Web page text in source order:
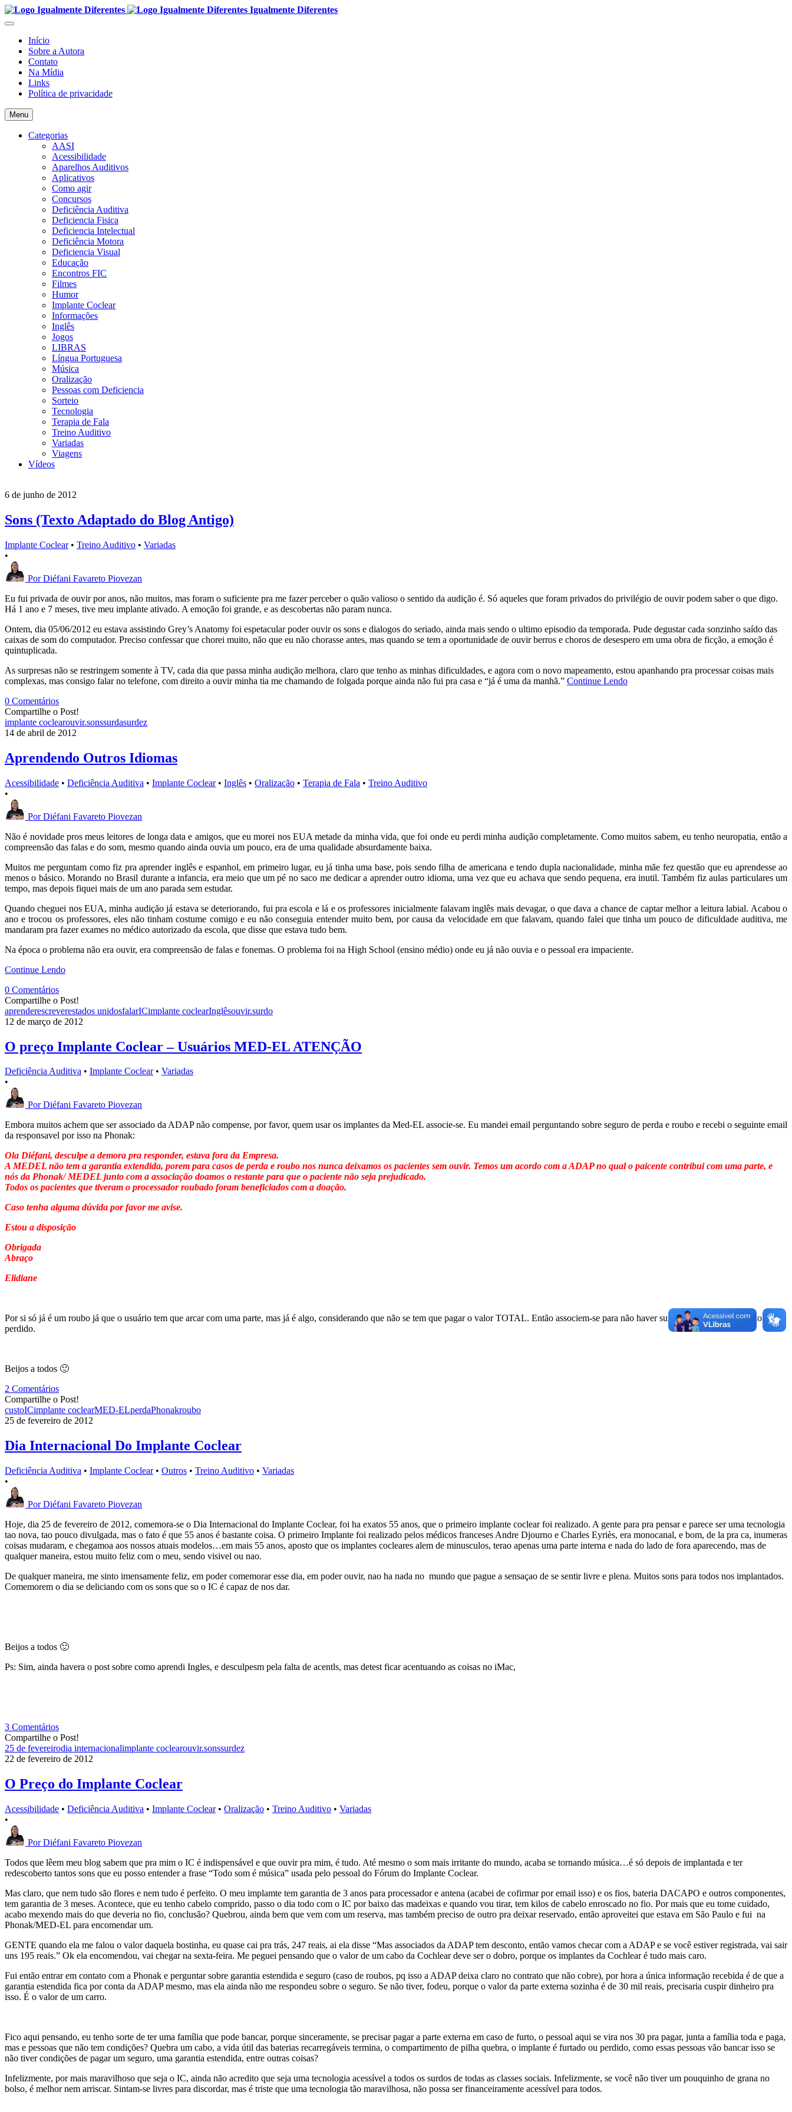
Igualmente Diferentes
Início
Sobre a Autora
Contato
Na Mídia
Links
Política de privacidade
Menu
Categorias
AASI
Acessibilidade
Aparelhos Auditivos
Aplicativos
Como agir
Concursos
Deficiência Auditiva
Deficiencia Fisica
Deficiencia Intelectual
Deficiência Motora
Deficiencia Visual
Educação
Encontros FIC
Filmes
Humor
Implante Coclear
Informações
Inglês
Jogos
LIBRAS
Língua Portuguesa
Música
Oralização
Pessoas com Deficiencia
Sorteio
Tecnologia
Terapia de Fala
Treino Auditivo
Variadas
Viagens
Vídeos
6 de junho de 2012
Sons (Texto Adaptado do Blog Antigo)
Implante Coclear • Treino Auditivo • Variadas
•
Por Diéfani Favareto Piovezan
Eu fui privada de ouvir por anos, não muitos, mas foram o suficiente pra me fazer perceber o quão valioso o sentido da audição é. Só aqueles que foram privados do privilégio de ouvir podem saber o que digo.
Há 1 ano e 7 meses, tive meu implante ativado. A emoção foi grande, e as descobertas não param nunca.
Ontem, dia 05/06/2012 eu estava assistindo Grey’s Anatomy foi espetacular poder ouvir os sons e dialogos do seriado, ainda mais sendo o ultimo episodio da temporada. Pude degustar cada sonzinho saído das
caixas de som do computador. Preciso confessar que chorei muito, não que eu não chorasse antes, mas quando se tem a oportunidade de ouvir berros e choros de desespero em uma obra de ficção, a emoção é
quintuplicada.
As surpresas não se restringem somente à TV, cada dia que passa minha audição melhora, claro que tenho as minhas dificuldades, e agora com o novo mapeamento, estou apanhando pra processar coisas mais
complexas, mas consigo falar no telefone, com direito a ouvir minha tia me chamando de folgada porque ainda não fui pra casa e “já é uma da manhã.” Continue Lendo
0 Comentários
Compartilhe o Post!
implante coclearouvir.sonssurdasurdez
14 de abril de 2012
Aprendendo Outros Idiomas
Acessibilidade • Deficiência Auditiva • Implante Coclear • Inglês • Oralização • Terapia de Fala • Treino Auditivo
•
Por Diéfani Favareto Piovezan
Não é novidade pros meus leitores de longa data e amigos, que eu morei nos EUA metade da minha vida, que foi onde eu perdi minha audição completamente. Como muitos sabem, eu tenho neuropatia, então a
compreensão das falas e do som, mesmo quando ainda ouvia um pouco, era de uma qualidade absurdamente baixa.
Muitos me perguntam como fiz pra aprender inglês e espanhol, em primeiro lugar, eu já tinha uma base, pois sendo filha de americana e tendo dupla nacionalidade, minha mãe fez questão que eu aprendesse ao
menos o básico. Morando no Brasil durante a infancia, era meio que um pé no saco me dedicar a aprender outro idioma, uma vez que eu achava que sendo pequena, era inutil. Também fiz aulas particulares um
tempo, mas depois fiquei mais de um ano parada sem estudar.
Quando cheguei nos EUA, minha audição já estava se deteriorando, fui pra escola e lá e os professores inicialmente falavam inglês mais devagar, o que dava a chance de captar melhor a leitura labial. Acabou o
ano e trocou os professores, eles não tinham costume comigo e eu não conseguia entender muito bem, por causa da velocidade em que falavam, quando falei que tinha um pouco de dificuldade auditiva, me
mandaram pra fazer exames no médico autorizado da escola, que disse que estava tudo bem.
Na época o problema não era ouvir, era compreensão de falas e fonemas. O problema foi na High School (ensino médio) onde eu já não ouvia e o pessoal era impaciente.
Continue Lendo
0 Comentários
Compartilhe o Post!
aprenderescreverestados unidosfalarICimplante coclearInglêsouvir.surdo
12 de março de 2012
O preço Implante Coclear – Usuários MED-EL ATENÇÃO
Deficiência Auditiva • Implante Coclear • Variadas
•
Por Diéfani Favareto Piovezan
Embora muitos achem que ser associado da ADAP não compense, por favor, quem usar os implantes da Med-EL associe-se. Eu mandei email perguntando sobre seguro de perda e roubo e recebi o seguinte email
da responsavel por isso na Phonak:
Ola Diéfani, desculpe a demora pra responder, estava fora da Empresa.
A MEDEL não tem a garantia extendida, porem para casos de perda e roubo nos nunca deixamos os pacientes sem ouvir. Temos um acordo com a ADAP no qual o paicente contribui com uma parte, e
nós da Phonak/ MEDEL junto com a associação doamos o restante para que o paciente não seja prejudicado.
Todos os pacientes que tiveram o processador roubado foram beneficiados com a doação.
Caso tenha alguma dúvida por favor me avise.
Estou a disposição
Obrigada
Abraço
Elidiane
Por si só já é um roubo já que o usuário tem que arcar com uma parte, mas já é algo, considerando que não se tem que pagar o valor TOTAL. Então associem-se para não haver surpresas caso seja roubado ou
perdido.
Beijos a todos 🙂
2 Comentários
Compartilhe o Post!
custoICimplante coclearMED-ELperdaPhonakroubo
25 de fevereiro de 2012
Dia Internacional Do Implante Coclear
Deficiência Auditiva • Implante Coclear • Outros • Treino Auditivo • Variadas
•
Por Diéfani Favareto Piovezan
Hoje, dia 25 de fevereiro de 2012, comemora-se o Dia Internacional do Implante Coclear, foi ha exatos 55 anos, que o primeiro implante coclear foi realizado. A gente para pra pensar e parece ser uma tecnologia
tao nova, tao pouco divulgada, mas o fato é que 55 anos é bastante coisa. O primeiro Implante foi realizado pelos médicos franceses Andre Djourno e Charles Eyriès, era monocanal, e bom, de la pra ca, inumeras
coisas mudaram, e chegamoa aos nossos atuais modelos…em mais 55 anos, aposto que os implantes cocleares alem de minusculos, terao apenas uma parte interna e nada do lado de fora aparecendo, mas de
qualquer maneira, estou muito feliz com o meu, sendo visivel ou nao.
De qualquer maneira, me sinto imensamente feliz, em poder comemorar esse dia, em poder ouvir, nao ha nada no mundo que pague a sensaçao de se sentir livre e plena. Muitos sons para todos nos implantados.
Comemorem o dia se deliciando com os sons que so o IC é capaz de nos dar.
Beijos a todos 🙂
Ps: Sim, ainda havera o post sobre como aprendi Ingles, e desculpesm pela falta de acentls, mas detest ficar acentuando as coisas no iMac,
3 Comentários
Compartilhe o Post!
25 de fevereirodia internacionalimplante coclearouvir.sonssurdez
22 de fevereiro de 2012
O Preço do Implante Coclear
Acessibilidade • Deficiência Auditiva • Implante Coclear • Oralização • Treino Auditivo • Variadas
•
Por Diéfani Favareto Piovezan
Todos que lêem meu blog sabem que pra mim o IC é indispensável e que ouvir pra mim, é tudo. Até mesmo o som mais irritante do mundo, acaba se tornando música…é só depois de implantada e ter
redescoberto tantos sons que eu posso entender a frase “Todo som é música” usada pelo pessoal do Fórum do Implante Coclear.
Mas claro, que nem tudo são flores e nem tudo é perfeito. O meu implamte tem garantia de 3 anos para processador e antena (acabei de cofirmar por email isso) e os fios, bateria DACAPO e outros componentes,
tem garantia de 3 meses. Acontece, que eu tenho cabelo comprido, passo o dia todo com o IC por baixo das madeixas e quando vou tirar, tem kilos de cabelo enroscado no fio. Por mais que eu tome cuidado,
acabo mexendo mais do que deveria no fio, conclusão? Quebrou, ainda bem que vem com um reserva, mas também preciso de outro pra deixar reservado, então aproveitei que estava em São Paulo e fui na
Phonak/MED-EL para encomendar um.
GENTE quando ela me falou o valor daquela bostinha, eu quase cai pra trás, 247 reais, ai ela disse “Mas associados da ADAP tem desconto, então vamos checar com a ADAP e se você estiver registrada, vai sair
uns 195 reais.” Ok ela encomendou, vai chegar na sexta-feira. Me peguei pensando que o valor de um cabo da Cochlear deve ser o dobro, porque os implantes da Cochlear é tudo mais caro.
Fui então entrar em contato com a Phonak e perguntar sobre garantia estendida e seguro (caso de roubos, pq isso a ADAP deixa claro no contrato que não cobre), por hora a única informação recebida é de que a
garantia estendida fica por conta da ADAP mesmo, mas ela ainda não me respondeu sobre o seguro. Se não tiver, fodeu, porque o valor da parte externa sozinha é de 30 mil reais, precisaria cuspir dinheiro pra
isso. É o valor de um carro.
Fico aqui pensando, eu tenho sorte de ter uma família que pode bancar, porque sinceramente, se precisar pagar a parte externa em caso de furto, o pessoal aqui se vira nos 30 pra pagar, junta a família toda e paga,
mas e pessoas que não tem condições? Quebra um cabo, a vida útil das baterias recarregáveis termina, o compartimento de pilha quebra, o implante é furtado ou perdido, como essas pessoas vão bancar isso se
não tiver condições de pagar um seguro, uma garantia estendida, entre outras coisas?
Infelizmente, por mais maravilhoso que seja o IC, ainda não acredito que seja uma tecnologia acessível a todos os surdos de todas as classes sociais. Infelizmente, se você não tiver um pouquinho de grana no
bolso, é melhor nem arriscar. Sintam-se livres para discordar, mas é triste que uma tecnologia tão maravilhosa, não possa ser financeiramente acessível para todos.